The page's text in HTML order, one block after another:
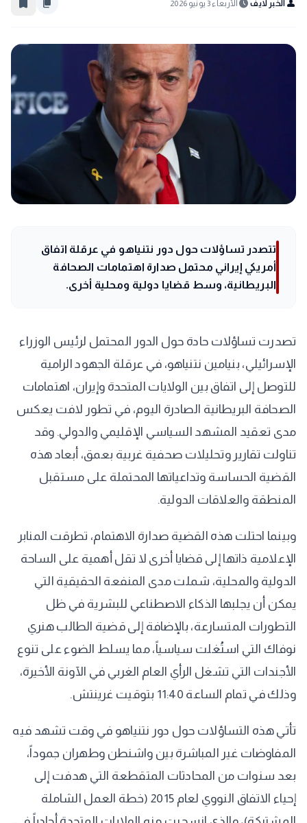
person الخبر لايف schedule الأربعاء 3 يونيو 2026 content_copy
bookmark_border
تتصدر تساؤلات حول دور نتنياهو في عرقلة اتفاق
أمريكي إيراني محتمل صدارة اهتمامات الصحافة
البريطانية، وسط قضايا دولية ومحلية أخرى.
تصدرت تساؤلات حادة حول الدور المحتمل لرئيس الوزراء
الإسرائيلي، بنيامين نتنياهو، في عرقلة الجهود الرامية
للتوصل إلى اتفاق بين الولايات المتحدة وإيران، اهتمامات
الصحافة البريطانية الصادرة اليوم، في تطور لافت يعكس
مدى تعقيد المشهد السياسي الإقليمي والدولي. وقد
تناولت تقارير وتحليلات صحفية غربية بعمق، أبعاد هذه
القضية الحساسة وتداعياتها المحتملة على مستقبل
المنطقة والعلاقات الدولية.
وبينما احتلت هذه القضية صدارة الاهتمام، تطرقت المنابر
الإعلامية ذاتها إلى قضايا أخرى لا تقل أهمية على الساحة
الدولية والمحلية، شملت مدى المنفعة الحقيقية التي
يمكن أن يجلبها الذكاء الاصطناعي للبشرية في ظل
التطورات المتسارعة، بالإضافة إلى قضية الطالب هنري
نوفاك التي استُغلت سياسياً، مما يسلط الضوء على تنوع
الأجندات التي تشغل الرأي العام الغربي في الآونة الأخيرة،
وذلك في تمام الساعة 11:40 بتوقيت غرينتش.
تأتي هذه التساؤلات حول دور نتنياهو في وقت تشهد فيه
المفاوضات غير المباشرة بين واشنطن وطهران جموداً،
بعد سنوات من المحادثات المتقطعة التي هدفت إلى
إحياء الاتفاق النووي لعام 2015 (خطة العمل الشاملة